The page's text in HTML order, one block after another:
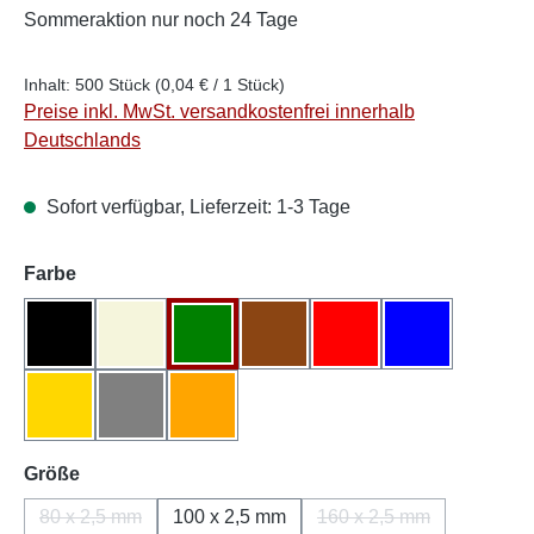
Sommeraktion nur noch 24 Tage
Inhalt: 500 Stück (0,04 € / 1 Stück)
Preise inkl. MwSt. versandkostenfrei innerhalb
Deutschlands
Sofort verfügbar, Lieferzeit: 1-3 Tage
Farbeauswählen
Größeauswählen
80 x 2,5 mm 100 x 2,5 mm 160 x 2,5 mm